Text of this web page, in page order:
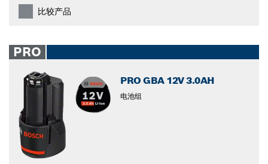
比较产品
PRO
PRO GBA 12V 3.0AH
电池组